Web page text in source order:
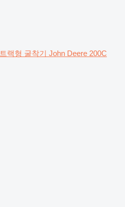
트랙형 굴착기 John Deere 200C